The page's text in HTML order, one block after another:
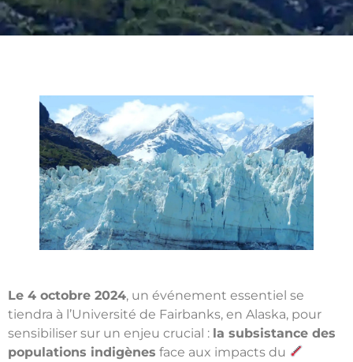
Le 4 octobre 2024, un événement essentiel se
tiendra à l’Université de Fairbanks, en Alaska, pour
sensibiliser sur un enjeu crucial : la subsistance des
populations indigènes face aux impacts du